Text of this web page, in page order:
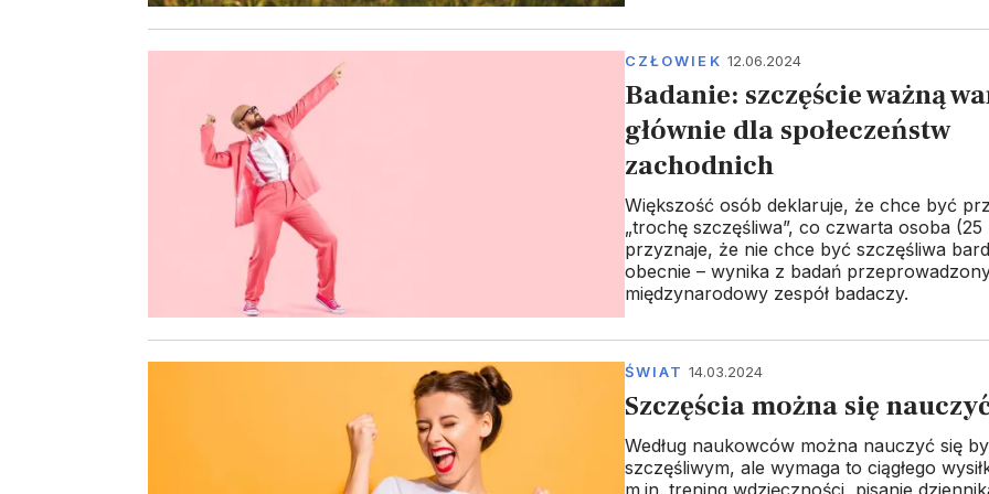
CZŁOWIEK 12.06.2024
Badanie: szczęście ważną
głównie dla społeczeństw
zachodnich
Większość osób deklaruje, że chce być
„trochę szczęśliwa”, co czwarta osoba
przyznaje, że nie chce być szczęśliwa
obecnie – wynika z badań
międzynarodowy zespół badaczy.
ŚWIAT 14.03.2024
Szczęścia można się
Według naukowców można nauczyć się
szczęśliwym, ale wymaga to ciągłego